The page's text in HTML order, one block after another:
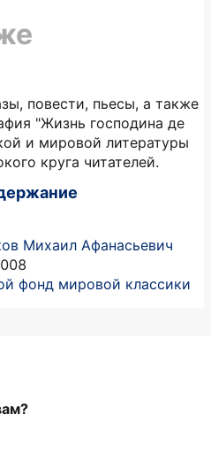
повести, пьесы, а также
"Жизнь господина де
и мировой литературы
круга читателей.
Михаил Афанасьевич
фонд мировой классики